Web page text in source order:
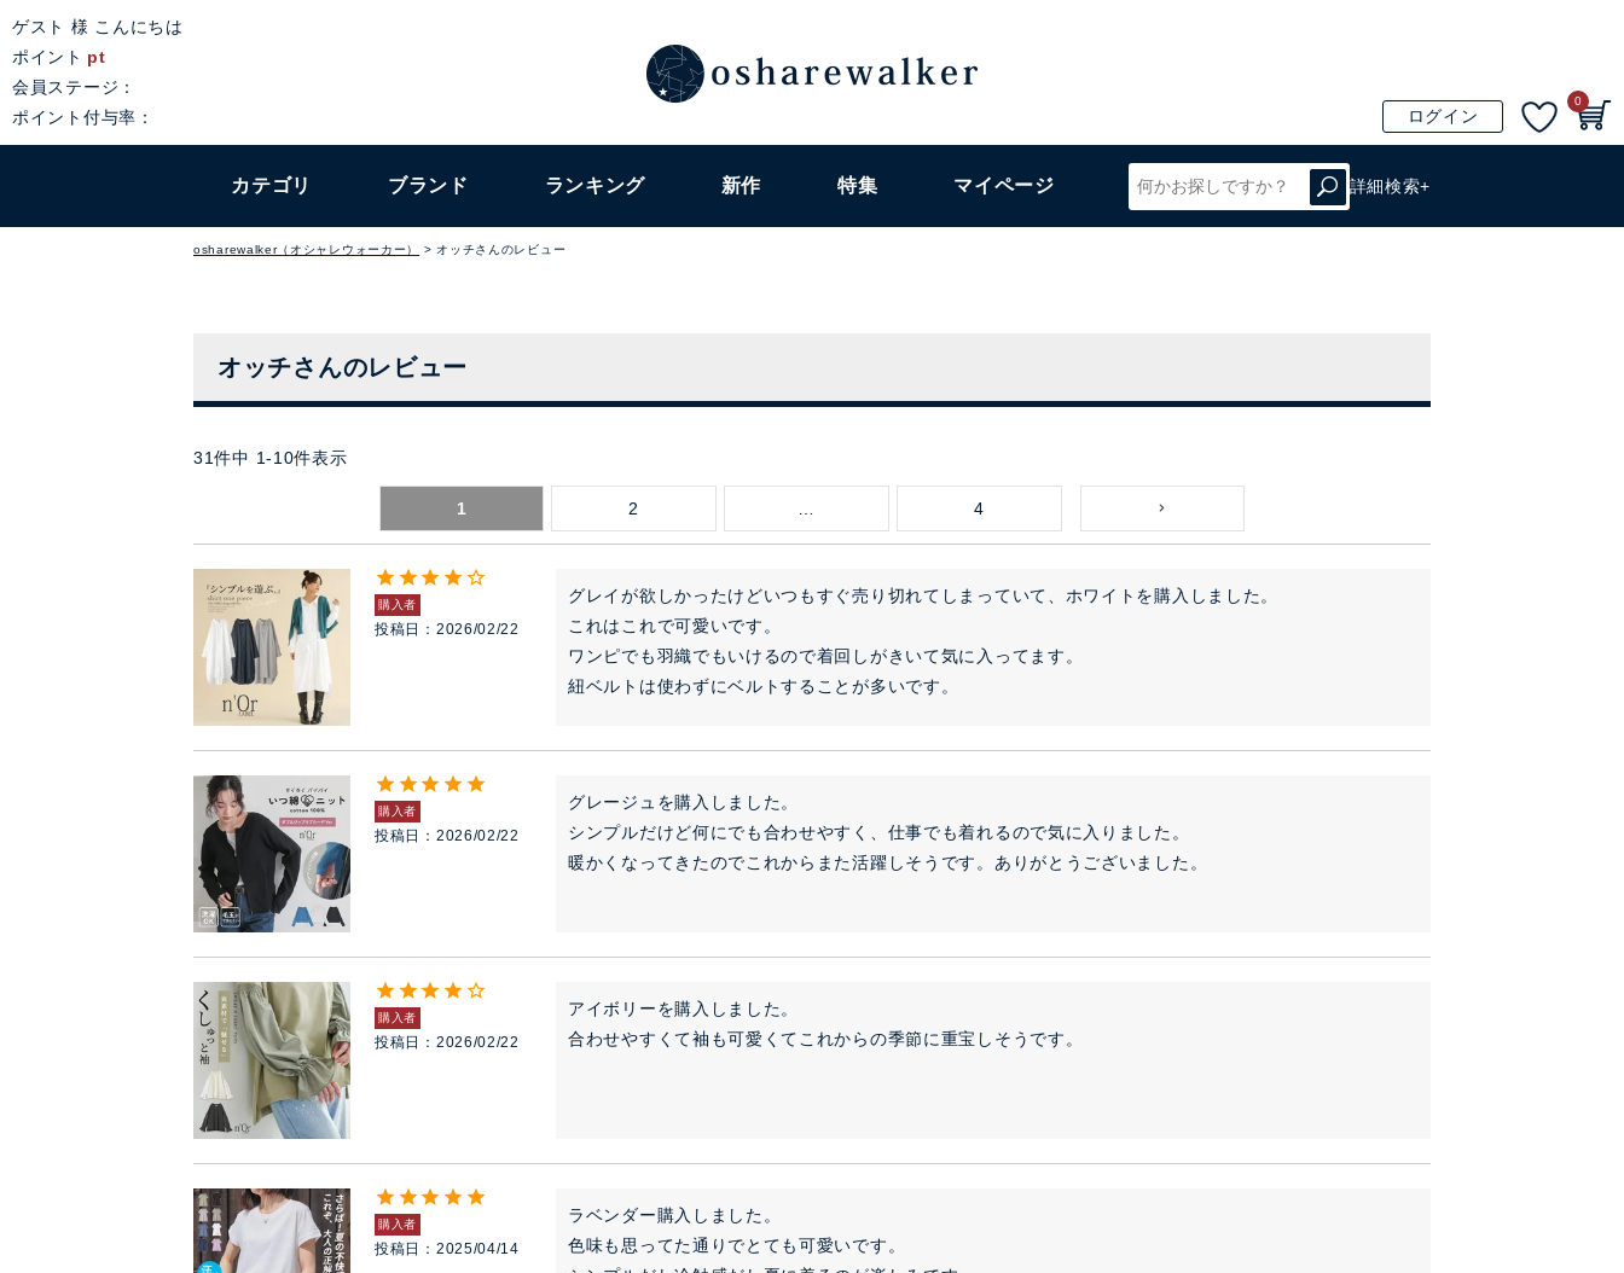
ゲスト 様 こんにちは
ポイント pt
会員ステージ：
ポイント付与率：
ログイン
0
カテゴリ ブランド ランキング 新作 特集 マイページ 詳細検索+
osharewalker（オシャレウォーカー） オッチさんのレビュー
オッチさんのレビュー
31件中 1-10件表示
1 2 4
購入者
投稿日 2026/02/22
グレイが欲しかったけどいつもすぐ売り切れてしまっていて、ホワイトを購入しました。
これはこれで可愛いです。
ワンピでも羽織でもいけるので着回しがきいて気に入ってます。
紐ベルトは使わずにベルトすることが多いです。
購入者
投稿日 2026/02/22
グレージュを購入しました。
シンプルだけど何にでも合わせやすく、仕事でも着れるので気に入りました。
暖かくなってきたのでこれからまた活躍しそうです。ありがとうございました。
購入者
投稿日 2026/02/22
アイボリーを購入しました。
合わせやすくて袖も可愛くてこれからの季節に重宝しそうです。
購入者
投稿日 2025/04/14
ラベンダー購入しました。
色味も思ってた通りでとても可愛いです。